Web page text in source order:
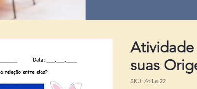
Atividade
suas
SKU: AtiLei22